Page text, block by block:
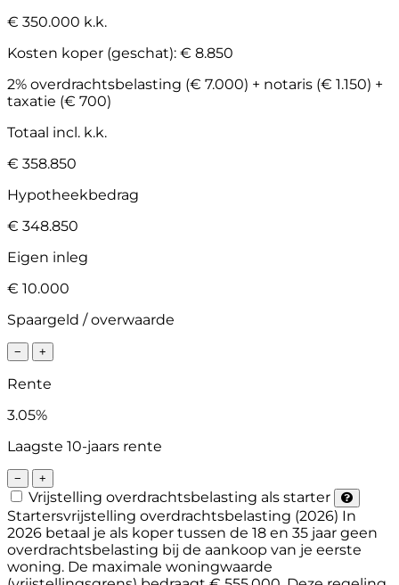
€ 350.000 k.k.
Kosten koper (geschat): € 8.850
2% overdrachtsbelasting (€ 7.000) + notaris (€ 1.150) +
taxatie (€ 700)
Totaal incl. k.k.
€ 358.850
Hypotheekbedrag
€ 348.850
Eigen inleg
€ 10.000
Spaargeld / overwaarde
− +
Rente
3.05%
Laagste 10-jaars rente
− +
Vrijstelling overdrachtsbelasting als starter
Startersvrijstelling overdrachtsbelasting (2026) In
2026 betaal je als koper tussen de 18 en 35 jaar geen
overdrachtsbelasting bij de aankoop van je eerste
woning. De maximale woningwaarde